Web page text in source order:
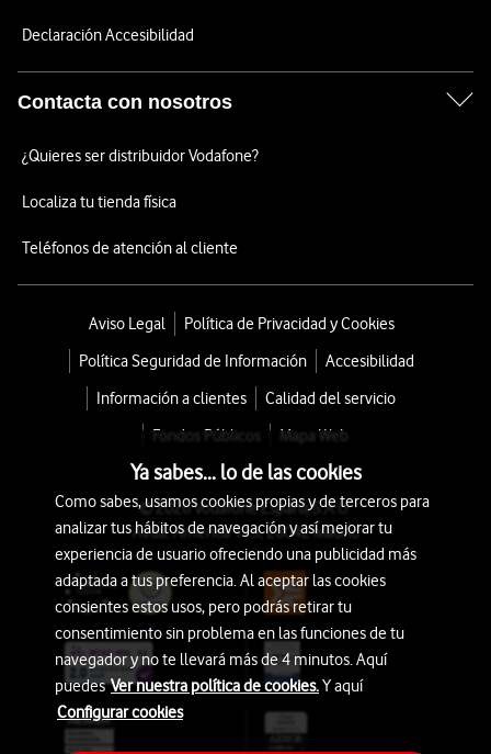
Declaración Accesibilidad
Contacta con nosotros
¿Quieres ser distribuidor Vodafone?
Localiza tu tienda física
Teléfonos de atención al cliente
Aviso Legal
Política de Privacidad y Cookies
Política Seguridad de Información
Accesibilidad
Información a clientes
Calidad del servicio
Fondos Públicos
Mapa Web
© 2026 Vodafone España S.A.U.
Avda. América 115, 28042 Madrid
Ya sabes... lo de las cookies
Como sabes, usamos cookies propias y de terceros para
analizar tus hábitos de navegación y así mejorar tu
experiencia de usuario ofreciendo una publicidad más
adaptada a tus preferencia. Al aceptar las cookies
consientes estos usos, pero podrás retirar tu
consentimiento sin problema en las funciones de tu
navegador y no te llevará más de 4 minutos. Aquí
puedesVer nuestra política de cookies.Y aquí
Configurar cookies